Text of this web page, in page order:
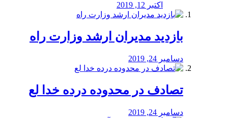
اکتبر 12, 2019
بازدید مدیران ارشد وزارت راه
دسامبر 24, 2019
تصادف در محدوده درده خدا لع
دسامبر 24, 2019